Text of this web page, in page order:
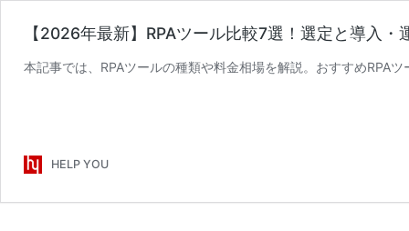
【2026年最新】RPAツール比較7選！選定と導入・
本記事では、RPAツールの種類や料金相場を解説。おすすめRPA
HELP YOU